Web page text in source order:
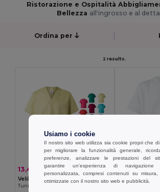
Ristorazione e Ospitalità
Bellezza all'ingrosso e al
Ordina per
2 results.
13,40 € 18,88 € -29%
Velilla 36132
13,39 €
Velilla 36131
Usiamo i cookie
Il nostro sito web utilizza sia cookie propri che
per migliorare la funzionalità generale,
preferenze, analizzare le prestazioni del
garantire un'esperienza di
personalizzata, compresi contenuti su misura,
ottimizzate con il nostro sito web e pubblicità.